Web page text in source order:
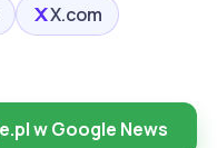
X.com
w Google News